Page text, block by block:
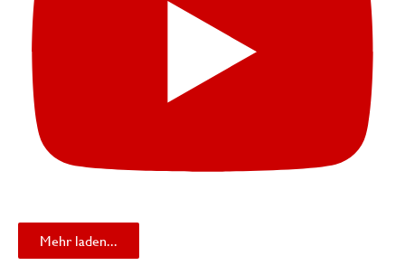
Mehr laden...